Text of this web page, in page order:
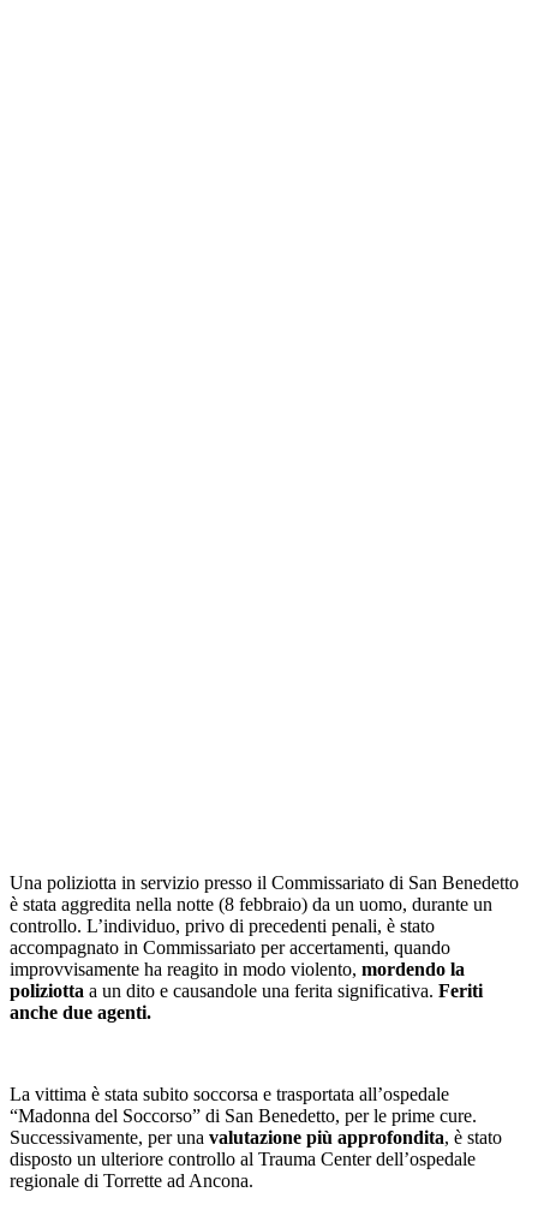
Una poliziotta in servizio presso il Commissariato di San Benedetto
è stata aggredita nella notte (8 febbraio) da un uomo, durante un
controllo. L’individuo, privo di precedenti penali, è stato
accompagnato in Commissariato per accertamenti, quando
improvvisamente ha reagito in modo violento, mordendo la
poliziotta a un dito e causandole una ferita significativa. Feriti
anche due agenti.
La vittima è stata subito soccorsa e trasportata all’ospedale
“Madonna del Soccorso” di San Benedetto, per le prime cure.
Successivamente, per una valutazione più approfondita, è stato
disposto un ulteriore controllo al Trauma Center dell’ospedale
regionale di Torrette ad Ancona.